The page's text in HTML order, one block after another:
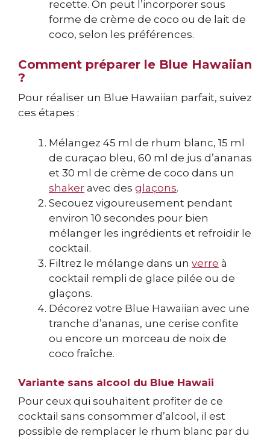
recette. On peut l’incorporer sous
forme de crème de coco ou de lait de
coco, selon les préférences.
Comment préparer le Blue Hawaiian
?
Pour réaliser un Blue Hawaiian parfait, suivez
ces étapes :
Mélangez 45 ml de rhum blanc, 15 ml
de curaçao bleu, 60 ml de jus d’ananas
et 30 ml de crème de coco dans un
shaker avec des glaçons.
Secouez vigoureusement pendant
environ 10 secondes pour bien
mélanger les ingrédients et refroidir le
cocktail.
Filtrez le mélange dans un verre à
cocktail rempli de glace pilée ou de
glaçons.
Décorez votre Blue Hawaiian avec une
tranche d’ananas, une cerise confite
ou encore un morceau de noix de
coco fraîche.
Variante sans alcool du Blue Hawaii
Pour ceux qui souhaitent profiter de ce
cocktail sans consommer d’alcool, il est
possible de remplacer le rhum blanc par du